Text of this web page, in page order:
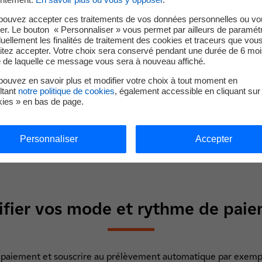
vos coordonnées
bancaires, rendez-vous dans votre Espace Client, à la
coordonnées ».
vos mode et rythme de
et souscrire au prélèvement automatique par
accepter ces traitements de vos données personnelles ou
Le bouton « Personnaliser » vous permet par ailleurs de
les finalités de traitement des cookies et traceurs que vous
accepter. Votre choix sera conservé pendant une durée de 6
de laquelle ce message vous sera à nouveau affiché.
en savoir plus et modifier votre choix à tout moment en
notre politique de cookies, également accessible en cliquant sur
» en bas de page.
Personnaliser Accepter